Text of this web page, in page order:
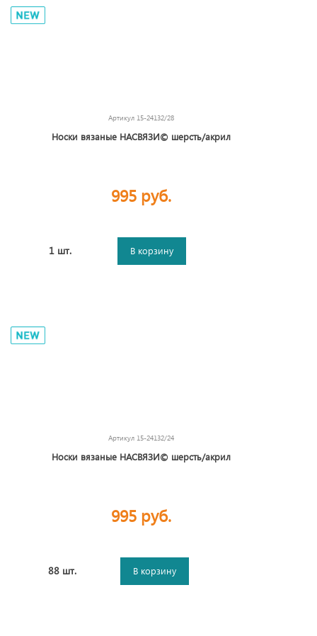
Артикул 15-24132/28
Носки вязаные НАСВЯЗИ© шерсть/акрил
995 руб.
1 шт. В корзину
Артикул 15-24132/24
Носки вязаные НАСВЯЗИ© шерсть/акрил
995 руб.
88 шт. В корзину